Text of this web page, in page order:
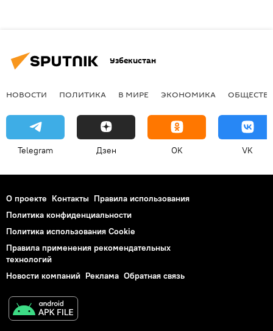
Узбекистан
НОВОСТИ ПОЛИТИКА В МИРЕ ЭКОНОМИКА
Telegram Дзен OK VK
О проекте Контакты Правила использования
Политика конфиденциальности
Политика использования Cookie
Правила применения рекомендательных
технологий
Новости компаний Реклама Обратная связь